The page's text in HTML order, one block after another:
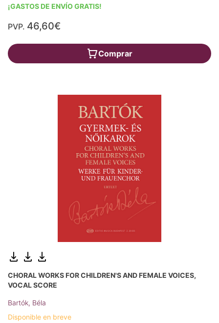
¡GASTOS DE ENVÍO GRATIS!
PVP. 46,60€
Comprar
CHORAL WORKS FOR CHILDREN'S AND FEMALE VOICES,
VOCAL SCORE
Bartók, Béla
Disponible en breve